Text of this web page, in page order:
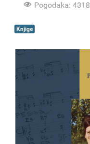
Pogodaka: 4318
Knjige